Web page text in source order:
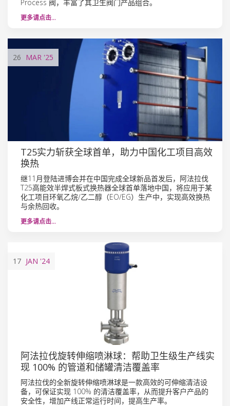
Process 阀，丰富了其卫生阀门产品组合。
更多请点击…
26 MAR '25
T25实力斩获全球首单，助力中国化工项目高效
换热
继11月登陆进博会并在中国完成全球新品首发后，阿法拉伐
T25高能效半焊式板式换热器全球首单落地中国，将应用于某
化工项目环氧乙烷/乙二醇（EO/EG）生产中，实现高效换热
与余热回收。
更多请点击…
17 JAN '24
阿法拉伐旋转伸缩喷淋球：帮助卫生级生产线实
现 100% 的管道和储罐清洁覆盖率
阿法拉伐的全新旋转伸缩喷淋球是一款高效的可伸缩清洁设
备，可保证实现 100% 的清洁覆盖率，从而提升客户产品的
安全性，增加产线正常运行时间，提高生产率。